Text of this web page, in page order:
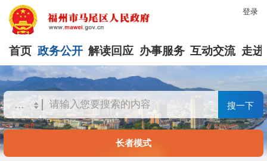
登录
首页 政务公开 解读回应 办事服务 互动交流 走进
搜一下
长者模式